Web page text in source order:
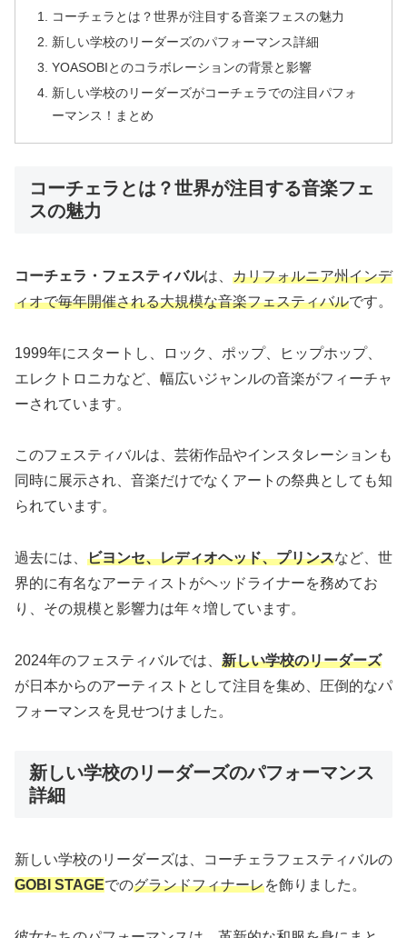
コーチェラとは？世界が注目する音楽フェスの魅力
新しい学校のリーダーズのパフォーマンス詳細
YOASOBIとのコラボレーションの背景と影響
新しい学校のリーダーズがコーチェラでの注目パフォ
ーマンス！まとめ
コーチェラとは？世界が注目する音楽フェ
スの魅力
コーチェラ・フェスティバルは、 カリフォルニア州インデ
ィオで毎年開催される大規模な音楽フェスティバルです。
1999年にスタートし、ロック、ポップ、ヒップホップ、
エレクトロニカなど、幅広いジャンルの音楽がフィーチャ
ーされています。
このフェスティバルは、芸術作品やインスタレーションも
同時に展示され、音楽だけでなくアートの祭典としても知
られています。
過去には、 ビヨンセ、レディオヘッド、プリンスなど、世
界的に有名なアーティストがヘッドライナーを務めてお
り、その規模と影響力は年々増しています。
2024年のフェスティバルでは、 新しい学校のリーダーズ
が日本からのアーティストとして注目を集め、圧倒的なパ
フォーマンスを見せつけました。
新しい学校のリーダーズのパフォーマンス
詳細
新しい学校のリーダーズは、コーチェラフェスティバルの
GOBI STAGEでのグランドフィナーレを飾りました。